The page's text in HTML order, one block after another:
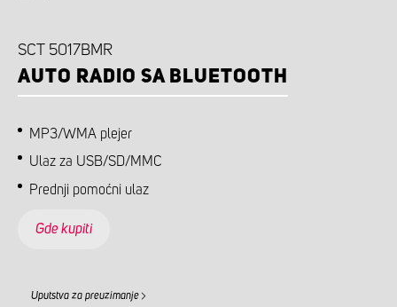
SCT 5017BMR
AUTO RADIO SA BLUETOOTH
MP3/WMA plejer
Ulaz za USB/SD/MMC
Prednji pomoćni ulaz
Gde kupiti
Uputstva za preuzimanje